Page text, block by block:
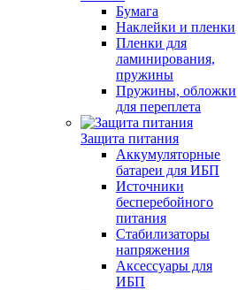
Бумага
Наклейки и пленки
Пленки для
ламинирования,
пружины
Пружины, обложки
для переплета
Защита питания
Аккумуляторные
батареи для ИБП
Источники
бесперебойного
питания
Стабилизаторы
напряжения
Аксессуары для
ИБП